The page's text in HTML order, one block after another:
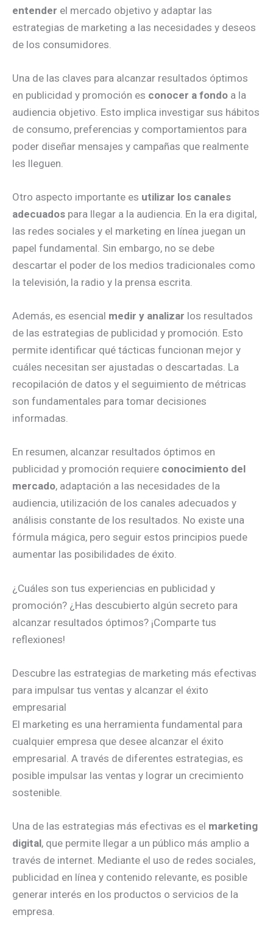
entender el mercado objetivo y adaptar las
estrategias de marketing a las necesidades y deseos
de los consumidores.
Una de las claves para alcanzar resultados óptimos
en publicidad y promoción es conocer a fondo a la
audiencia objetivo. Esto implica investigar sus hábitos
de consumo, preferencias y comportamientos para
poder diseñar mensajes y campañas que realmente
les lleguen.
Otro aspecto importante es utilizar los canales
adecuados para llegar a la audiencia. En la era digital,
las redes sociales y el marketing en línea juegan un
papel fundamental. Sin embargo, no se debe
descartar el poder de los medios tradicionales como
la televisión, la radio y la prensa escrita.
Además, es esencial medir y analizar los resultados
de las estrategias de publicidad y promoción. Esto
permite identificar qué tácticas funcionan mejor y
cuáles necesitan ser ajustadas o descartadas. La
recopilación de datos y el seguimiento de métricas
son fundamentales para tomar decisiones
informadas.
En resumen, alcanzar resultados óptimos en
publicidad y promoción requiere conocimiento del
mercado, adaptación a las necesidades de la
audiencia, utilización de los canales adecuados y
análisis constante de los resultados. No existe una
fórmula mágica, pero seguir estos principios puede
aumentar las posibilidades de éxito.
¿Cuáles son tus experiencias en publicidad y
promoción? ¿Has descubierto algún secreto para
alcanzar resultados óptimos? ¡Comparte tus
reflexiones!
Descubre las estrategias de marketing más efectivas
para impulsar tus ventas y alcanzar el éxito
empresarial
El marketing es una herramienta fundamental para
cualquier empresa que desee alcanzar el éxito
empresarial. A través de diferentes estrategias, es
posible impulsar las ventas y lograr un crecimiento
sostenible.
Una de las estrategias más efectivas es el marketing
digital, que permite llegar a un público más amplio a
través de internet. Mediante el uso de redes sociales,
publicidad en línea y contenido relevante, es posible
generar interés en los productos o servicios de la
empresa.